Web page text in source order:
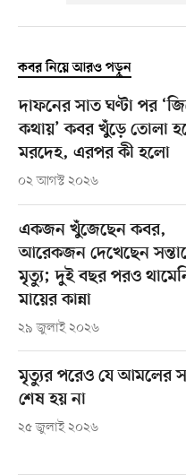
কবর নিয়ে আরও পড়ুন
দাফনের সাত ঘণ্টা পর
কথায়’ কবর খুঁড়ে তোলা
মরদেহ, এরপর কী হলো
০২ আগস্ট ২০২৬
একজন খুঁজেছেন কবর,
আরেকজন দেখেছেন
মৃত্যু; দুই বছর পরও
মায়ের কান্না
২৯ জুলাই ২০২৬
মৃত্যুর পরেও যে আমলের
শেষ হয় না
২৫ জুলাই ২০২৬